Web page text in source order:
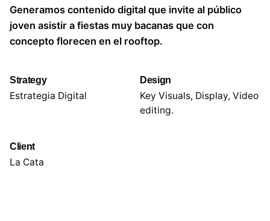
Generamos contenido digital que invite al público
joven asistir a fiestas muy bacanas que con
concepto florecen en el rooftop.
Strategy
Estrategia Digital
Design
Key Visuals, Display, Video
editing.
Client
La Cata